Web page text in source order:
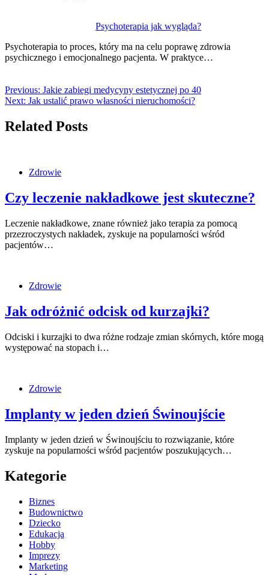
Psychoterapia jak wygląda?
Psychoterapia to proces, który ma na celu poprawę zdrowia
psychicznego i emocjonalnego pacjenta. W praktyce…
Previous: Jakie zabiegi medycyny estetycznej po 40
Next: Jak ustalić prawo własności nieruchomości?
Related Posts
Zdrowie
Czy leczenie nakładkowe jest skuteczne?
Leczenie nakładkowe, znane również jako terapia za pomocą
przezroczystych nakładek, zyskuje na popularności wśród
pacjentów…
Zdrowie
Jak odróżnić odcisk od kurzajki?
Odciski i kurzajki to dwa różne rodzaje zmian skórnych, które mogą
występować na stopach i…
Zdrowie
Implanty w jeden dzień Świnoujście
Implanty w jeden dzień w Świnoujściu to rozwiązanie, które
zyskuje na popularności wśród pacjentów poszukujących…
Kategorie
Biznes
Budownictwo
Dziecko
Edukacja
Hobby
Imprezy
Marketing